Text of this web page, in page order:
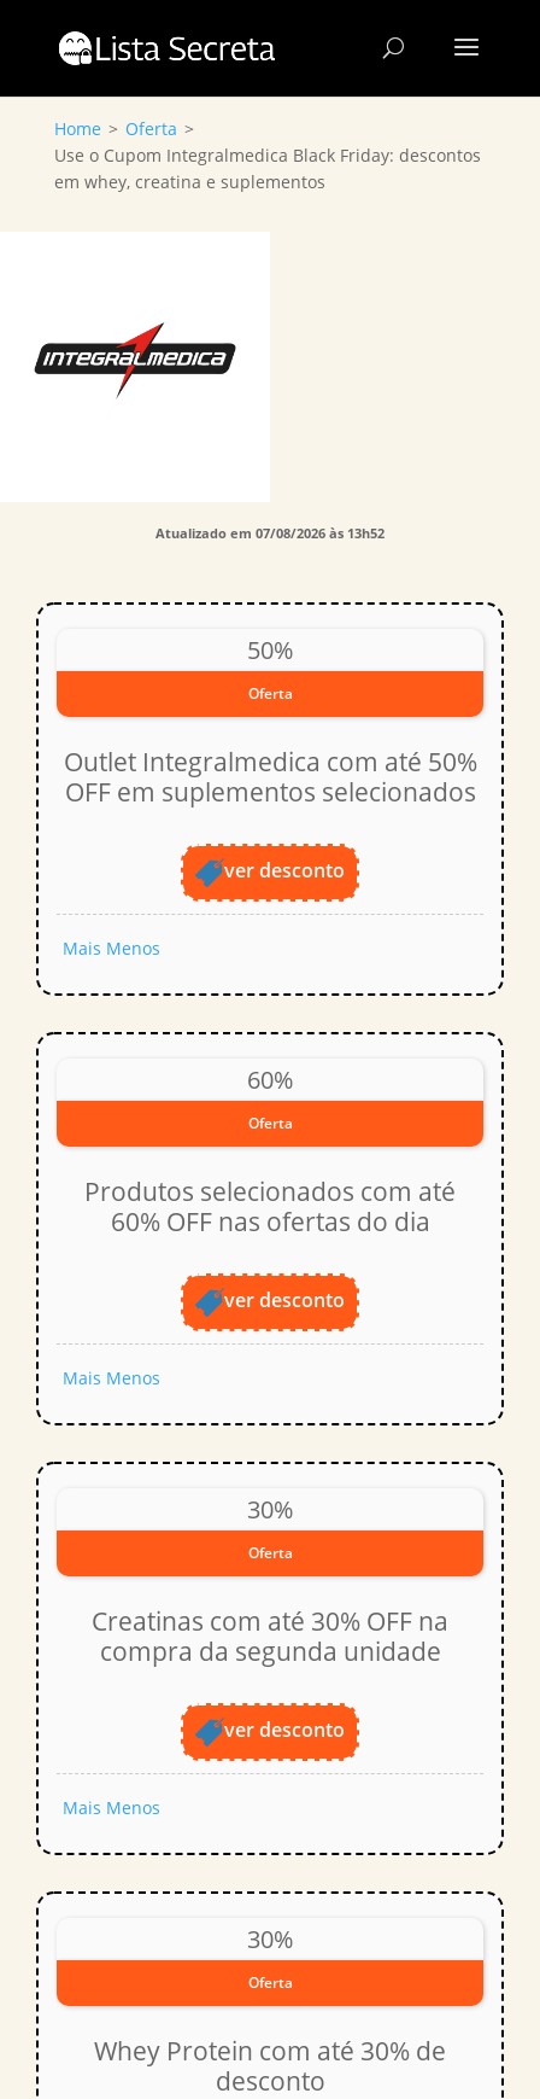
Home > Oferta >
Use o Cupom Integralmedica Black Friday: descontos
em whey, creatina e suplementos
Atualizado em 07/08/2026 às 13h52
50%
Oferta
Outlet Integralmedica com até 50%
OFF em suplementos selecionados
ver desconto
Mais Menos
60%
Oferta
Produtos selecionados com até
60% OFF nas ofertas do dia
ver desconto
Mais Menos
30%
Oferta
Creatinas com até 30% OFF na
compra da segunda unidade
ver desconto
Mais Menos
30%
Oferta
Whey Protein com até 30% de
desconto